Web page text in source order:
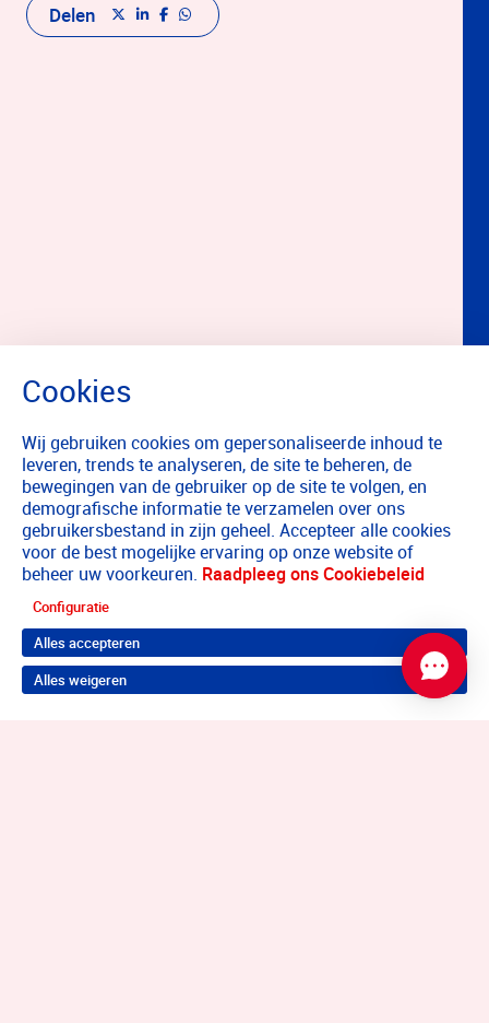
Delen
Wij gebruiken cookies om gepersonaliseerde inhoud te
leveren, trends te analyseren, de site te beheren, de
bewegingen van de gebruiker op de site te volgen, en
demografische informatie te verzamelen over ons
gebruikersbestand in zijn geheel. Accepteer alle cookies
voor de best mogelijke ervaring op onze website of
beheer uw voorkeuren. Raadpleeg ons Cookiebeleid
Configuratie
Alles accepteren
Alles weigeren